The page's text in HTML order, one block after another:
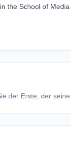
the School of
der Erste, der